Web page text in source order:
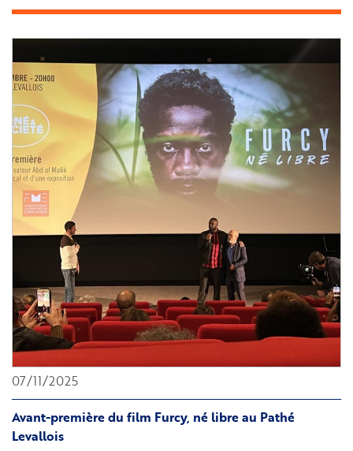
festival
du
outre-
mer
Avant-première du film Furcy, né libre au Pathé
Levallois
07/11/2025